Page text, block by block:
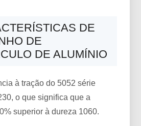
DE
DE
DE ALUMÍNIO
à tração do 5052 série
o que significa que a
superior à dureza 1060.